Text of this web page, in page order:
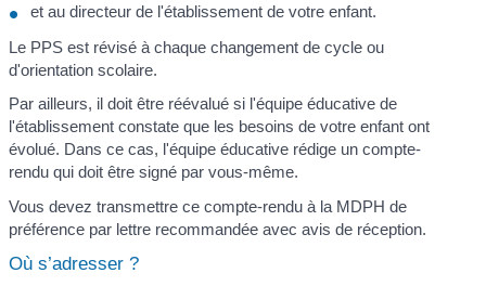
et au directeur de l'établissement de votre enfant.
Le PPS est révisé à chaque changement de cycle ou
d'orientation scolaire.
Par ailleurs, il doit être réévalué si l'équipe éducative de
l'établissement constate que les besoins de votre enfant ont
évolué. Dans ce cas, l'équipe éducative rédige un compte-
rendu qui doit être signé par vous-même.
Vous devez transmettre ce compte-rendu à la MDPH de
préférence par lettre recommandée avec avis de réception.
Où s’adresser ?